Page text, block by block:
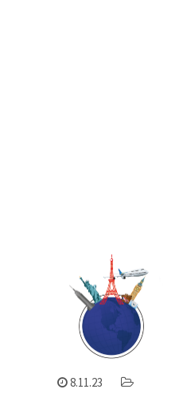
8.11.23